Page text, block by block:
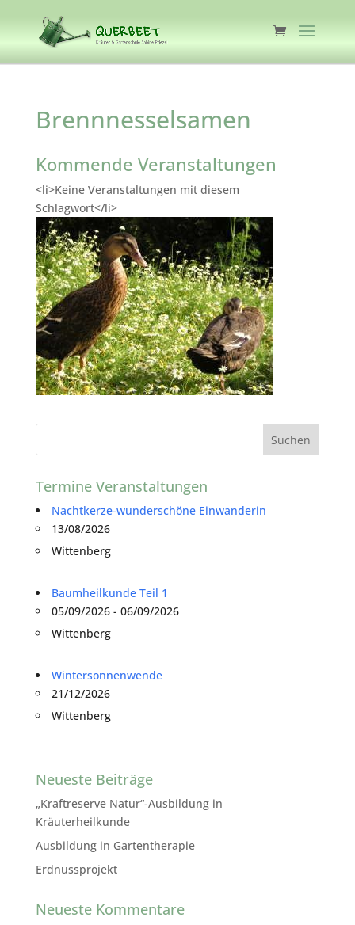
Brennnesselsamen
Kommende Veranstaltungen
<li>Keine Veranstaltungen mit diesem
Schlagwort</li>
Termine Veranstaltungen
Nachtkerze-wunderschöne Einwanderin
13/08/2026
Wittenberg
Baumheilkunde Teil 1
05/09/2026 - 06/09/2026
Wittenberg
Wintersonnenwende
21/12/2026
Wittenberg
Neueste Beiträge
„Kraftreserve Natur“-Ausbildung in
Kräuterheilkunde
Ausbildung in Gartentherapie
Erdnussprojekt
Neueste Kommentare